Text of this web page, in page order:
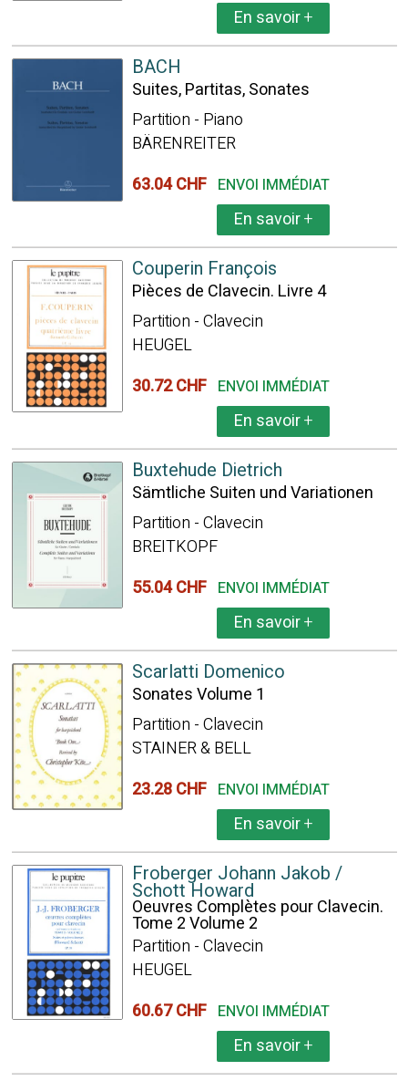
En savoir+
BACH
Suites, Partitas, Sonates
Partition - Piano
BÄRENREITER
63.04 CHF ENVOI IMMÉDIAT
En savoir+
Couperin François
Pièces de Clavecin. Livre 4
Partition - Clavecin
HEUGEL
30.72 CHF ENVOI IMMÉDIAT
En savoir+
Buxtehude Dietrich
Sämtliche Suiten und Variationen
Partition - Clavecin
BREITKOPF
55.04 CHF ENVOI IMMÉDIAT
En savoir+
Scarlatti Domenico
Sonates Volume 1
Partition - Clavecin
STAINER & BELL
23.28 CHF ENVOI IMMÉDIAT
En savoir+
Froberger Johann Jakob /
Schott Howard
Oeuvres Complètes pour Clavecin.
Tome 2 Volume 2
Partition - Clavecin
HEUGEL
60.67 CHF ENVOI IMMÉDIAT
En savoir+